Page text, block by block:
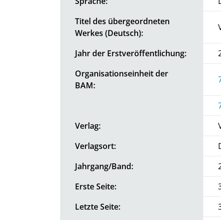
Titel des übergeordneten
Werkes (Deutsch):
Jahr der Erstveröffentlichung:
Organisationseinheit der
BAM:
Verlag:
Verlagsort:
Jahrgang/Band:
Erste Seite:
Letzte Seite: